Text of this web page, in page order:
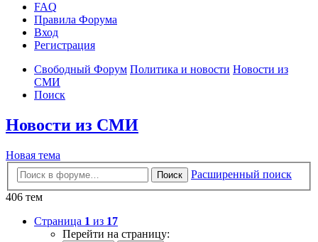
FAQ
Правила Форума
Вход
Регистрация
Свободный Форум Политика и новости Новости из
СМИ
Поиск
Новости из СМИ
Новая тема
Поиск
Расширенный поиск
406 тем
Страница 1 из 17
Перейти на страницу: